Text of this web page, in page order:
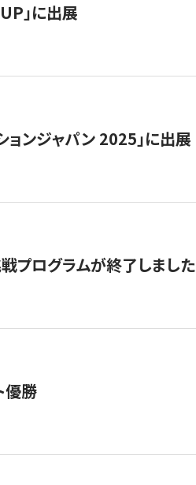
」に出展
ョンジャパン 2025」に出展
プログラムが終了しました
優勝